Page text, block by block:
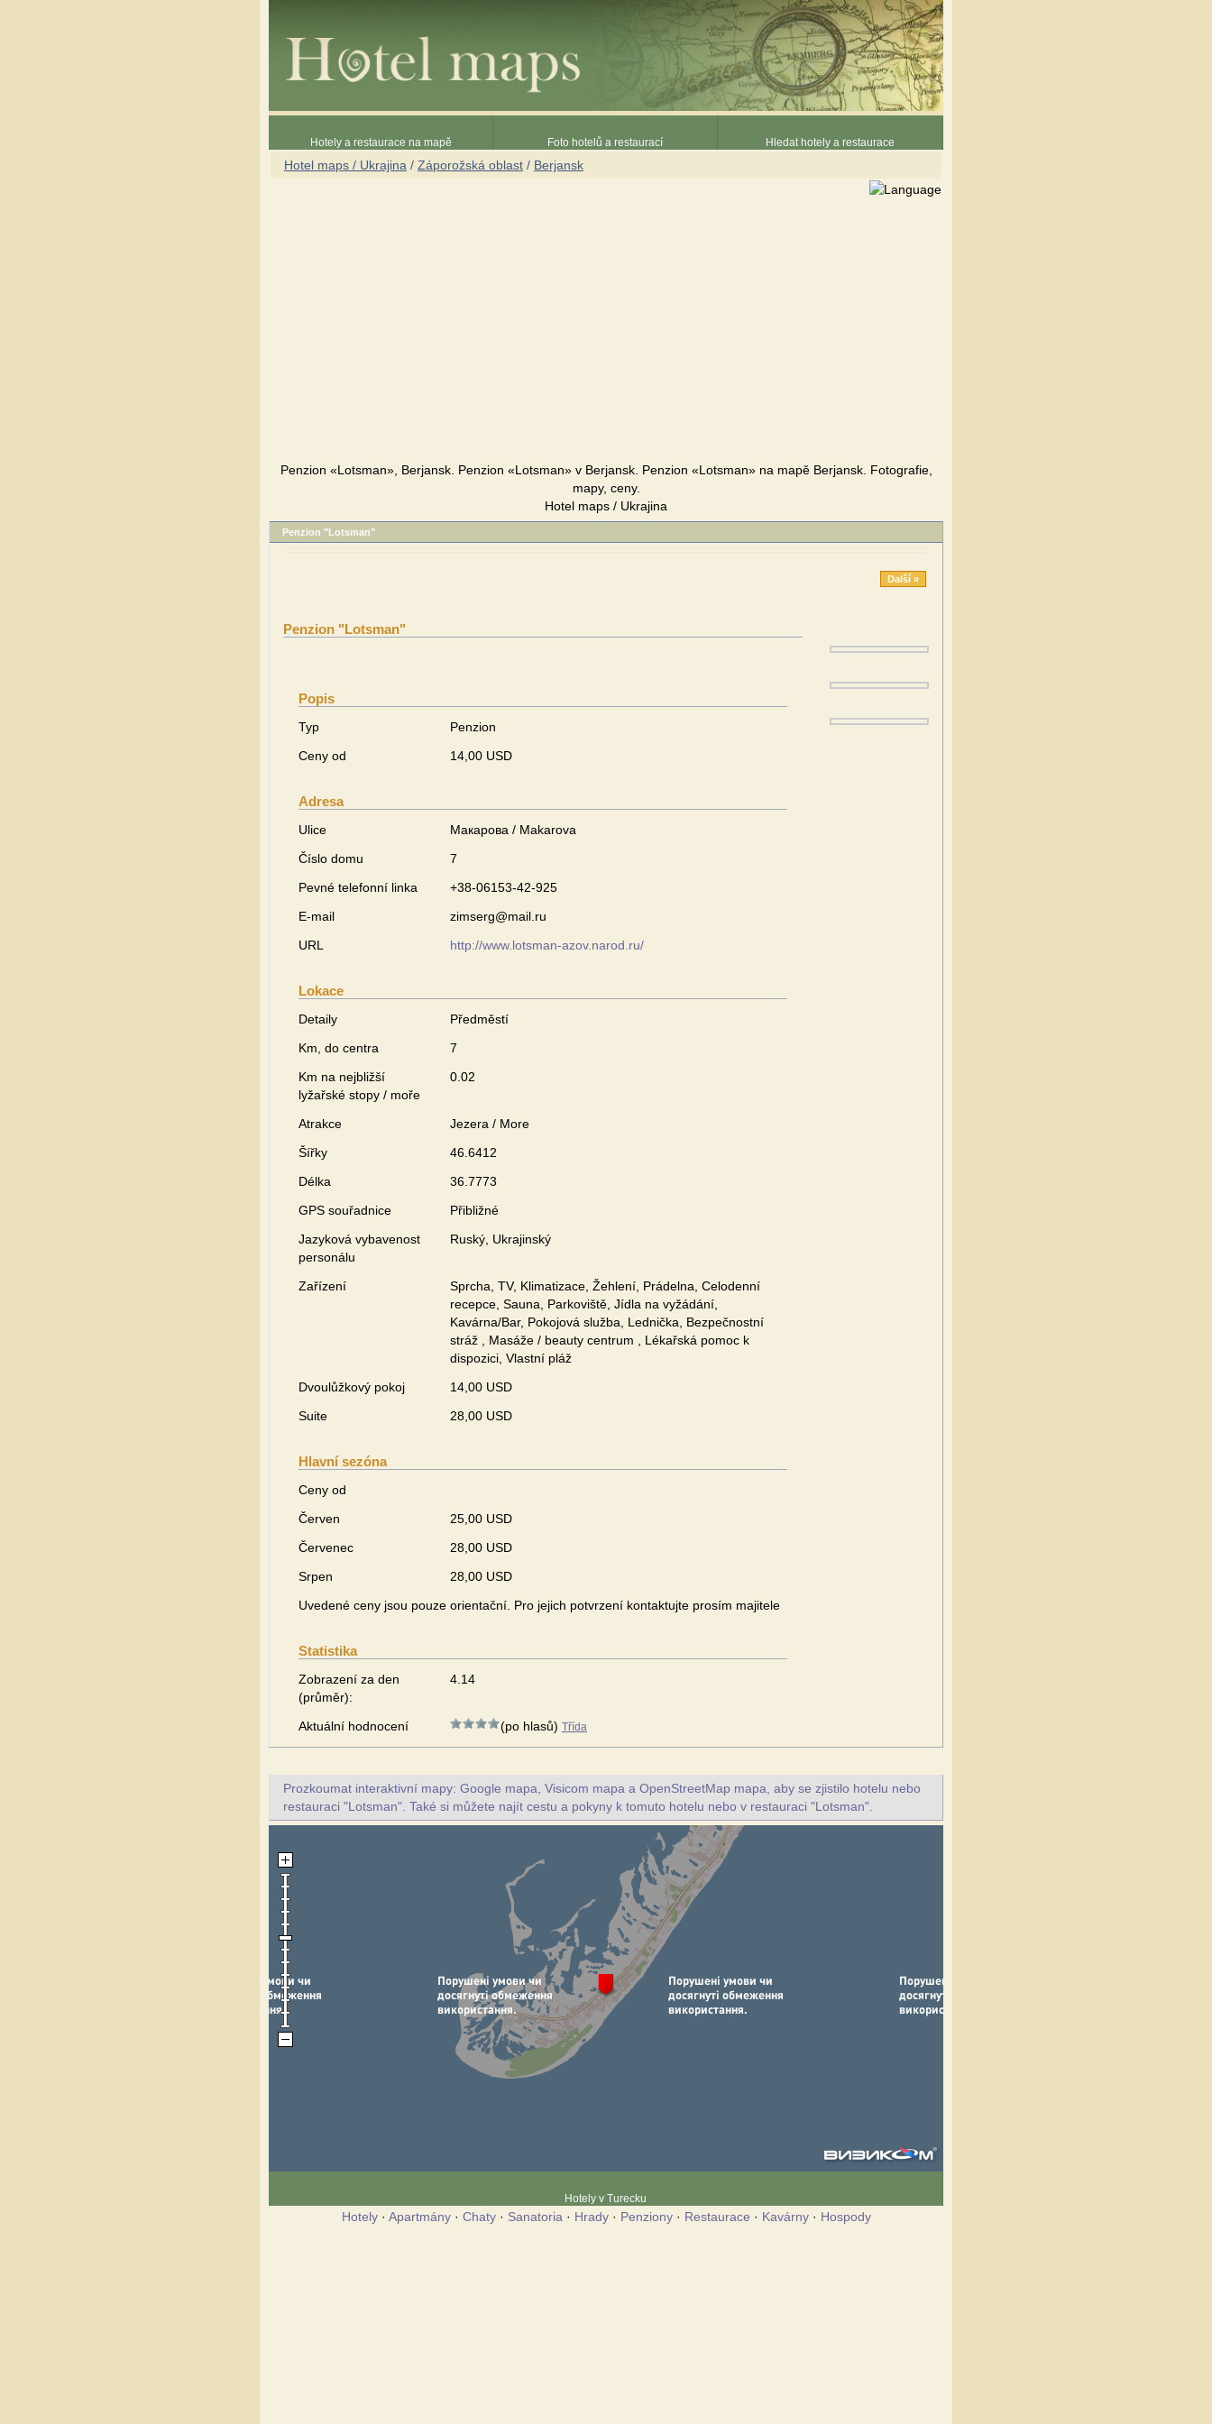
Hotely a restaurace na mapě Foto hotelů a restaurací Hledat hotely a restaurace
Hotel maps / Ukrajina / Záporožská oblast / Berjansk
Penzion «Lotsman», Berjansk. Penzion «Lotsman» v Berjansk. Penzion «Lotsman» na mapě Berjansk. Fotografie,
mapy, ceny.
Hotel maps / Ukrajina
Penzion "Lotsman"
Další »
Penzion "Lotsman"
Popis
Typ
Penzion
Ceny od
14,00 USD
Adresa
Ulice
Макарова / Makarova
Číslo domu
7
Pevné telefonní linka
+38-06153-42-925
E-mail
zimserg@mail.ru
URL
http://www.lotsman-azov.narod.ru/
Lokace
Detaily
Předměstí
Km, do centra
7
Km na nejbližší
lyžařské stopy / moře
0.02
Atrakce
Jezera / More
Šířky
46.6412
Délka
36.7773
GPS souřadnice
Přibližné
Jazyková vybavenost
personálu
Ruský, Ukrajinský
Zařízení
Sprcha, TV, Klimatizace, Žehlení, Prádelna, Celodenní
recepce, Sauna, Parkoviště, Jídla na vyžádání,
Kavárna/Bar, Pokojová služba, Lednička, Bezpečnostní
stráž , Masáže / beauty centrum , Lékařská pomoc k
dispozici, Vlastní pláž
Dvoulůžkový pokoj
14,00 USD
Suite
28,00 USD
Hlavní sezóna
Ceny od
Červen
25,00 USD
Červenec
28,00 USD
Srpen
28,00 USD
Uvedené ceny jsou pouze orientační. Pro jejich potvrzení kontaktujte prosím majitele
Statistika
Zobrazení za den
(průměr):
4.14
Aktuální hodnocení (po hlasů) Třída
Prozkoumat interaktivní mapy: Google mapa, Visicom mapa a OpenStreetMap mapa, aby se zjistilo hotelu nebo
restauraci "Lotsman". Také si můžete najít cestu a pokyny k tomuto hotelu nebo v restauraci "Lotsman".
Hotely v Turecku
Hotely· Apartmány· Chaty· Sanatoria · Hrady· Penziony· Restaurace · Kavárny· Hospody